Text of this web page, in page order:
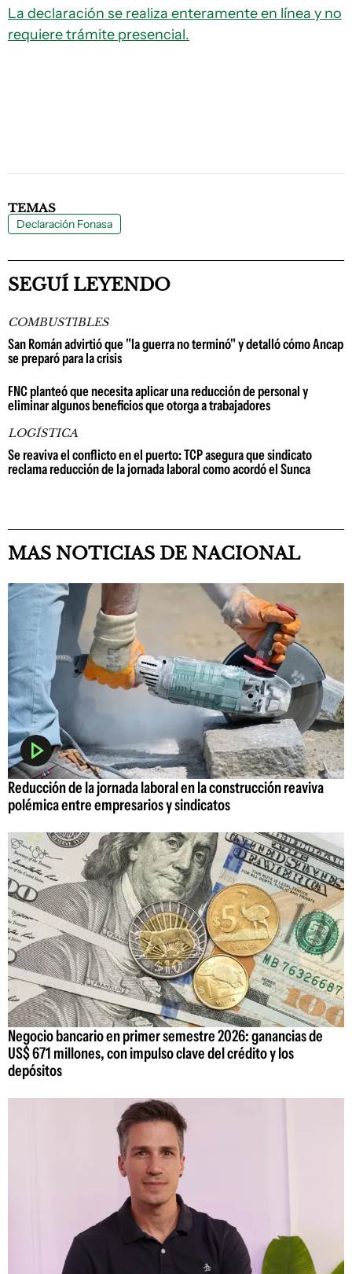
La declaración se realiza enteramente en línea y no
requiere trámite presencial.
TEMAS
Declaración Fonasa
SEGUÍ LEYENDO
COMBUSTIBLES
San Román advirtió que "la guerra no terminó" y detalló cómo Ancap
se preparó para la crisis
FNC planteó que necesita aplicar una reducción de personal y
eliminar algunos beneficios que otorga a trabajadores
LOGÍSTICA
Se reaviva el conflicto en el puerto: TCP asegura que sindicato
reclama reducción de la jornada laboral como acordó el Sunca
MAS NOTICIAS DE NACIONAL
Reducción de la jornada laboral en la construcción reaviva
polémica entre empresarios y sindicatos
Negocio bancario en primer semestre 2026: ganancias de
US$ 671 millones, con impulso clave del crédito y los
depósitos